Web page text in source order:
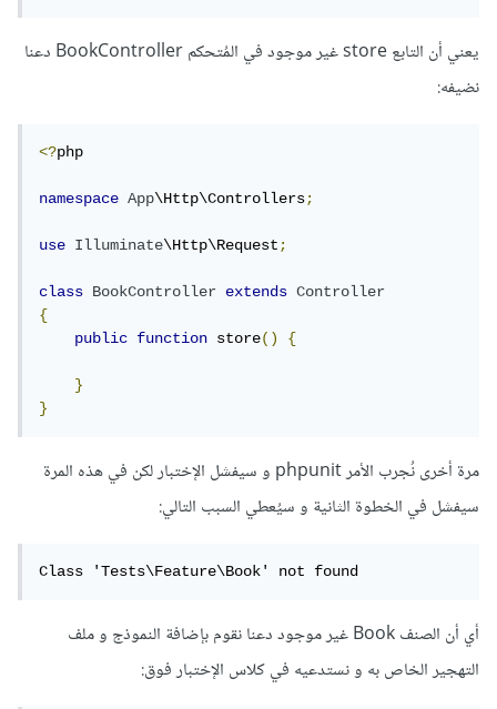
يعني أن التابع store غير موجود في المُتحكم BookController دعنا
نضيفه:
<?php
namespace App\Http\Controllers;
use Illuminate\Http\Request;
class BookController extends
Controller
{
public
function store() {
}
}
مرة أخرى نُجرب الأمر phpunit و سيفشل الإختبار لكن في هذه المرة
سيفشل في الخطوة الثانية و سيُعطي السبب التالي:
Class 'Tests\Feature\Book' not found
أي أن الصنف Book غير موجود دعنا نقوم بإضافة النموذج و ملف
التهجير الخاص به و نستدعيه في كلاس الإختبار فوق: